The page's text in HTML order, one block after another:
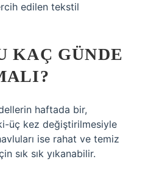
edilen tekstil
KAÇ GÜNDE
haftada bir,
üç kez değiştirilmesiyle
ise rahat ve temiz
sık sık yıkanabilir.